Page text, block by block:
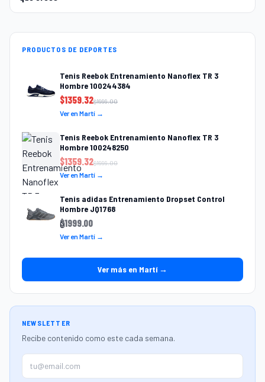
PRODUCTOS DE DEPORTES
Tenis Reebok Entrenamiento Nanoflex TR 3
Hombre 100244384
$1359.32$1999.00
Ver en Martí →
Tenis Reebok Entrenamiento Nanoflex TR 3
Hombre 100248250
$1359.32$1999.00
Ver en Martí →
Tenis adidas Entrenamiento Dropset Control
Hombre JQ1768
$1999.00
Ver en Martí →
Ver más en Martí →
NEWSLETTER
Recibe contenido como este cada semana.